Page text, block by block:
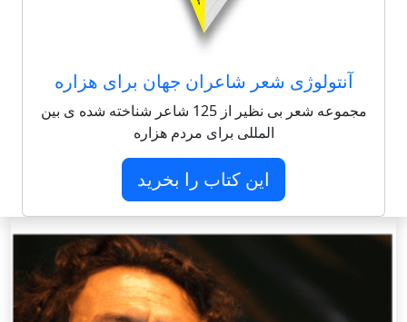
آنتولوژی شعر شاعران جهان برای هزاره
مجموعه شعر بی نظیر از 125 شاعر شناخته شده ی بین
المللی برای مردم هزاره
این کتاب را بخرید